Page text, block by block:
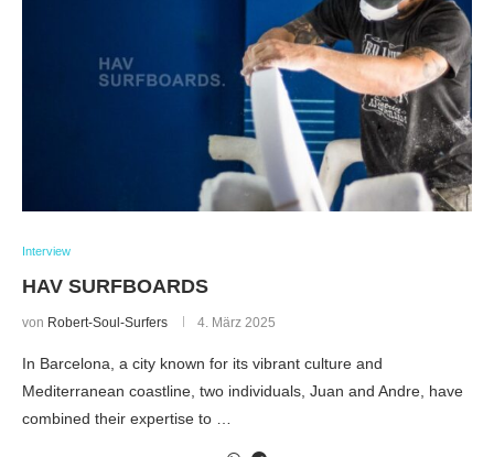
Interview
HAV SURFBOARDS
von Robert-Soul-Surfers 4. März 2025
In Barcelona, a city known for its vibrant culture and
Mediterranean coastline, two individuals, Juan and Andre, have
combined their expertise to …